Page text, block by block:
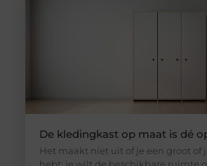
De kledingkast op maat is dé
Het maakt niet uit of je een groot of